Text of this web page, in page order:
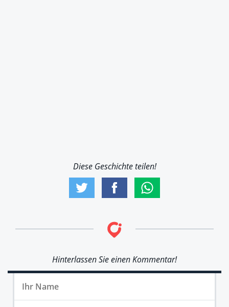
Diese Geschichte teilen!
Hinterlassen Sie einen Kommentar!